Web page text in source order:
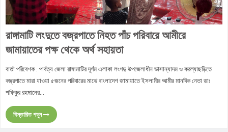
রাঙ্গামাটি লংদুতে বজ্রপাতে নিহত পাঁচ পরিবারে আমীরে
জামায়াতের পক্ষ থেকে অর্থ সহায়তা
বার্তা পরিবেশক : পার্বত্য জেলা রাঙ্গামাটির দূর্গম এলাকা লংগদু উপজেলাধীন ভাসান্যাদম ও করল্যাছড়িতে
বজ্রপাতে মারা যাওয়া ৫জনের পরিবারের মাঝে বাংলাদেশ জামায়াতে ইসলামীর আমীর মানবিক নেতা ডাঃ
শফিকুর রহমানের...
বিস্তারিত পড়ুন